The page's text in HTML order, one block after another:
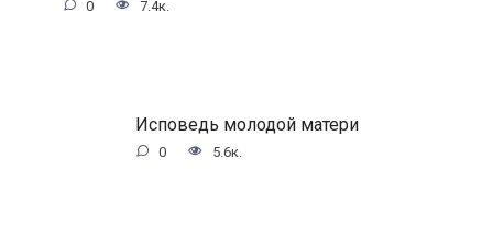
0 7.4к.
Исповедь молодой матери
0 5.6к.